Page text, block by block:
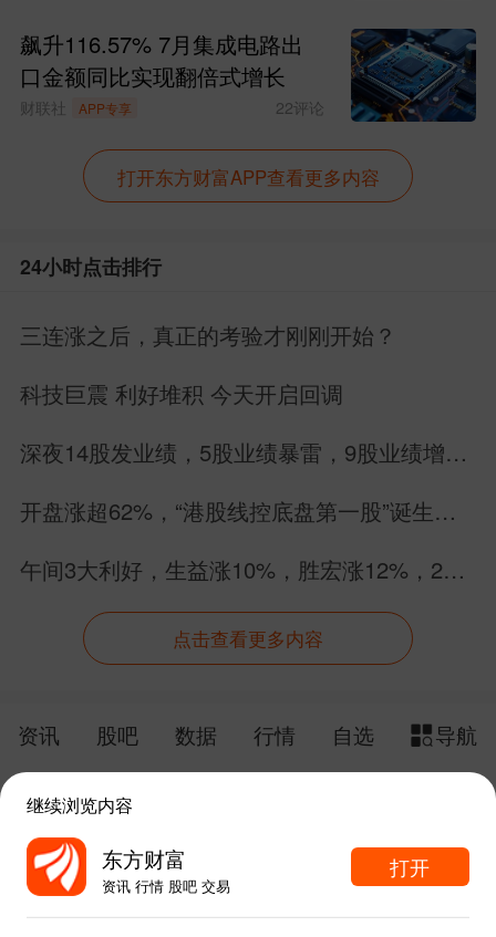
飙升116.57% 7月集成电路出
口金额同比实现翻倍式增长
财联社 APP专享 22评论
打开东方财富APP查看更多内容
24小时点击排行
三连涨之后，真正的考验才刚刚开始？
科技巨震 利好堆积 今天开启回调
深夜14股发业绩，5股业绩暴雷，9股业绩增
开盘涨超62%，“港股线控底盘第一股”诞生！
午间3大利好，生益涨10%，胜宏涨12%，26
点击查看更多内容
资讯 股吧 数据 行情 自选
导航
给网站提点意见 下载APP
东方财富APP内打开
继续浏览内容
东方财富
资讯 行情 股吧 交易
打开